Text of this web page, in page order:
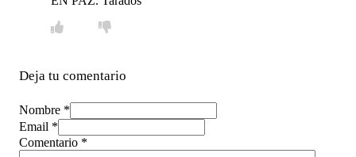
Deja tu comentario
Nombre *
Email *
Comentario *